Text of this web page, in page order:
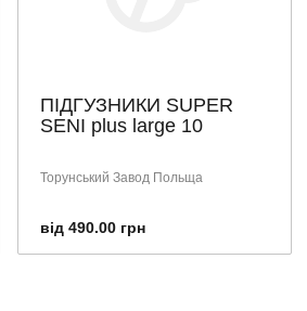
ПІДГУЗНИКИ SUPER
SENI plus large 10
Торунський Завод Польща
від 490.00 грн